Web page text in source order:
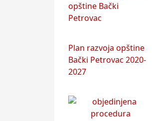
opštine Bački
Petrovac
Plan razvoja opštine
Bački Petrovac 2020-
2027